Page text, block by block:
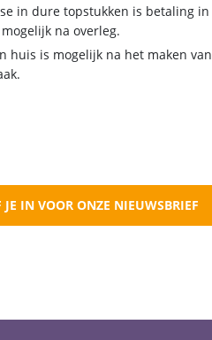
in dure topstukken is betaling in
na overleg.
huis is mogelijk na het maken van
JE IN VOOR ONZE NIEUWSBRIEF